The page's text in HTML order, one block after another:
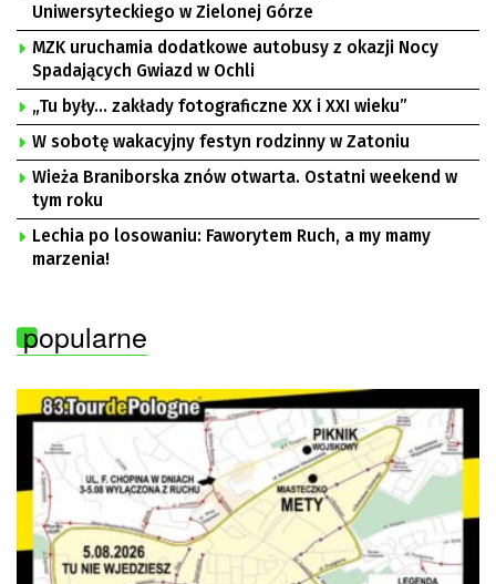
Uniwersyteckiego w Zielonej Górze
MZK uruchamia dodatkowe autobusy z okazji Nocy
Spadających Gwiazd w Ochli
„Tu były… zakłady fotograficzne XX i XXI wieku”
W sobotę wakacyjny festyn rodzinny w Zatoniu
Wieża Braniborska znów otwarta. Ostatni weekend w
tym roku
Lechia po losowaniu: Faworytem Ruch, a my mamy
marzenia!
popularne